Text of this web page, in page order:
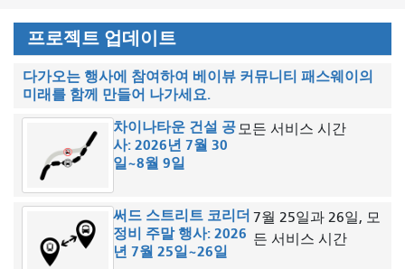
프로젝트 업데이트
다가오는 행사에 참여하여 베이뷰 커뮤니티 패스웨이의
미래를 함께 만들어 나가세요.
차이나타운 건설 공
사: 2026년 7월 30
일~8월 9일
모든 서비스 시간
써드 스트리트 코리더
정비 주말 행사: 2026
년 7월 25일~26일
7월 25일과 26일, 모
든 서비스 시간